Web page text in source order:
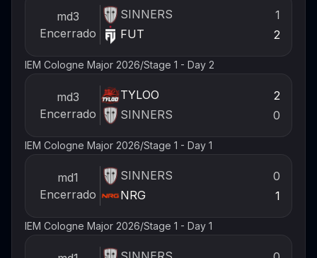
md3
Encerrado
SINNERS
1
FUT
2
IEM Cologne Major 2026/Stage 1 - Day 2
md3
Encerrado
TYLOO
2
SINNERS
0
IEM Cologne Major 2026/Stage 1 - Day 1
md1
Encerrado
SINNERS
0
NRG
1
IEM Cologne Major 2026/Stage 1 - Day 1